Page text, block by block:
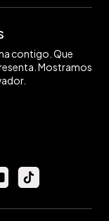
contigo. Que
Mostramos